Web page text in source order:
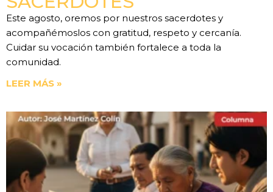
Este agosto, oremos por nuestros sacerdotes y
acompañémoslos con gratitud, respeto y cercanía.
Cuidar su vocación también fortalece a toda la
comunidad.
LEER MÁS »